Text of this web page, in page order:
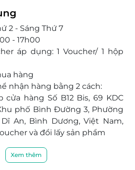
gồm:
vàng
thanh (58%, gừng,75%)
50g
“Sự tích Trung Thu
là dòng bánh tươi nên
ở điều kiện thường hoặc
mát tủ lạnh.
2 - Sáng Thứ 7
- 17h00
áp dụng: 1 Voucher/ 1 hộp
hàng
nhận hàng bằng 2 cách:
hàng Số B12 Bis, 69 KDC
phố Bình Đường 3, Phường
An, Bình Dương, Việt Nam,
và đổi lấy sản phẩm
Xem thêm